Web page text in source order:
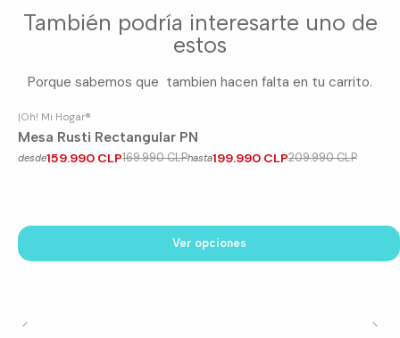
También podría interesarte uno de
estos
Porque sabemos que tambien hacen falta en tu carrito.
-6% OFF
|Oh! Mi Hogar®
Mesa Rusti Rectangular PN
desde159.990 CLP169.990 CLPhasta199.990 CLP209.990 CLP
Ver opciones